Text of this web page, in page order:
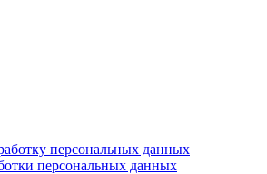
персональных данных
персональных данных